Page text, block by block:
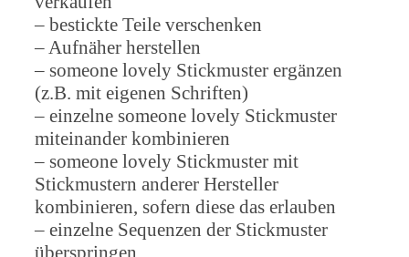
– bestickte Teile verschenken
– Aufnäher herstellen
– someone lovely Stickmuster ergänzen
(z.B. mit eigenen Schriften)
– einzelne someone lovely Stickmuster
miteinander kombinieren
– someone lovely Stickmuster mit
Stickmustern anderer Hersteller
kombinieren, sofern diese das erlauben
– einzelne Sequenzen der Stickmuster
überspringen